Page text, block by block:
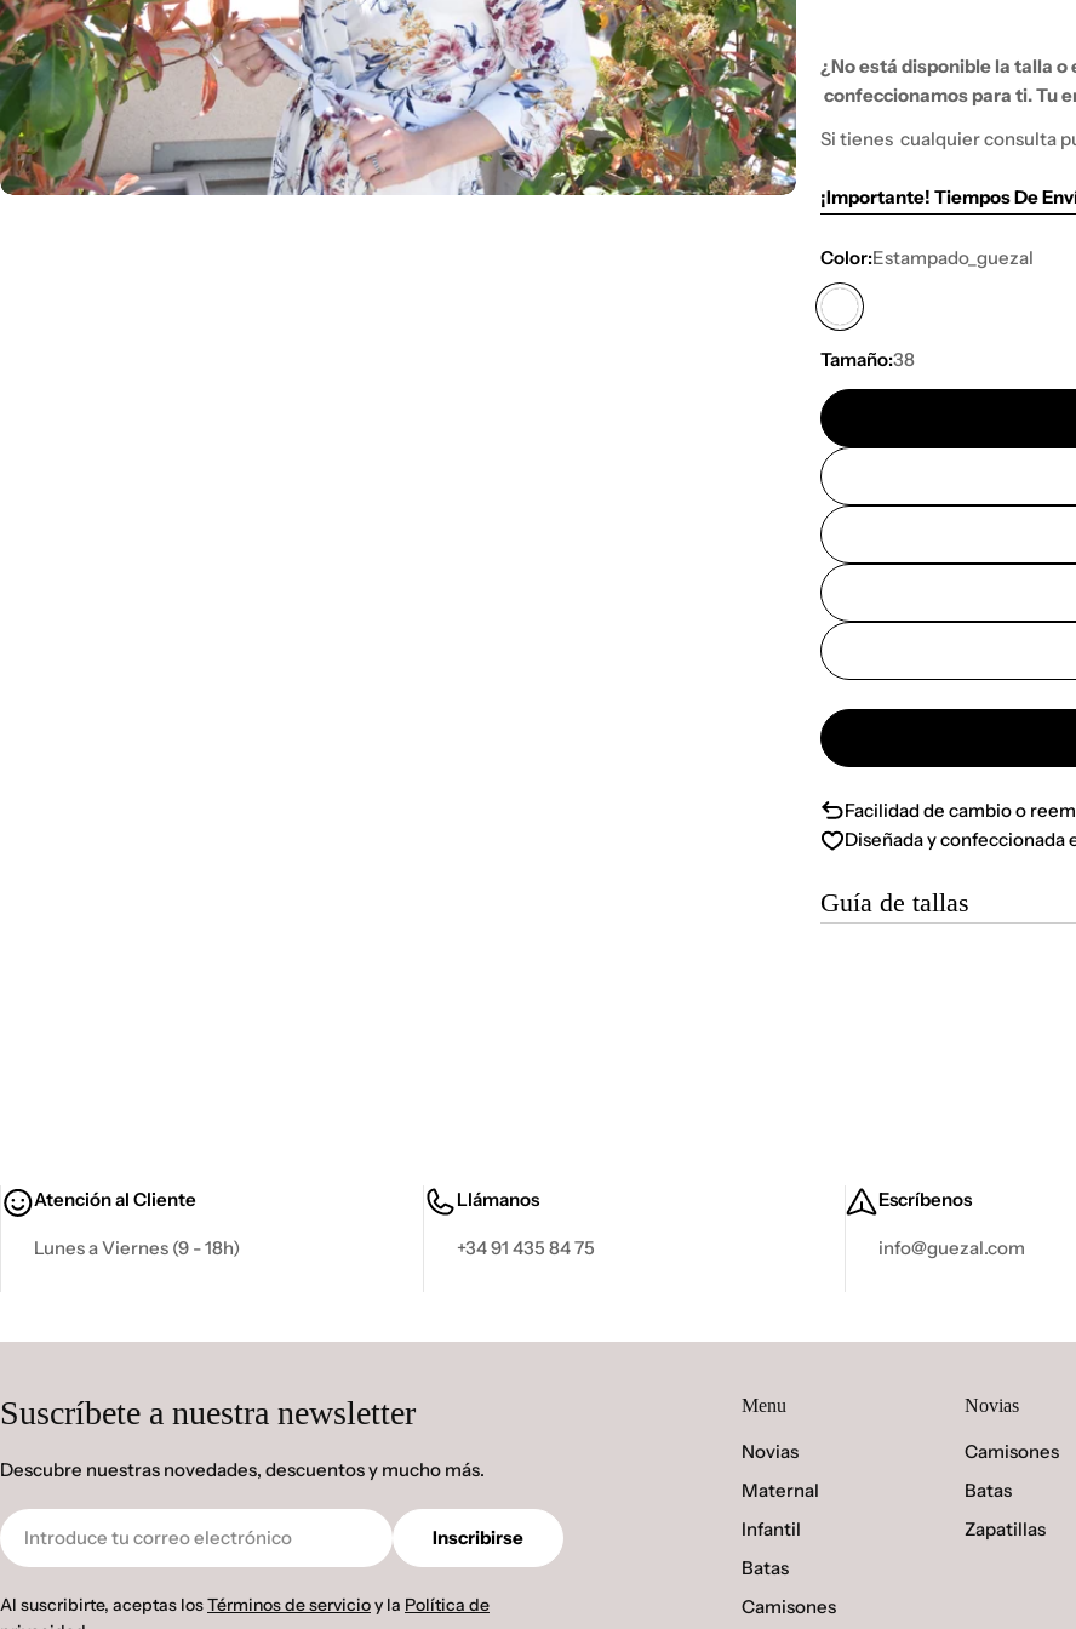
¿No está disponible la talla o
confeccionamos para ti. Tu
Si tienes cualquier consulta
¡Importante! Tiempos De
Color:Estampado_guezal
Tamaño:38
Facilidad de cambio o
Diseñada y confeccionada
Guía de tallas
Atención al Cliente
Lunes a Viernes (9 - 18h)
Llámanos
+34 91 435 84 75
Escríbenos
info@guezal.com
Suscríbete a nuestra newsletter
Descubre nuestras novedades, descuentos y mucho más.
Correo
electrónico
Inscribirse
Al suscribirte, aceptas losTérminos de servicioy la Política de
Menu
Novias
Maternal
Infantil
Batas
Camisones
Novias
Camisones
Batas
Zapatillas